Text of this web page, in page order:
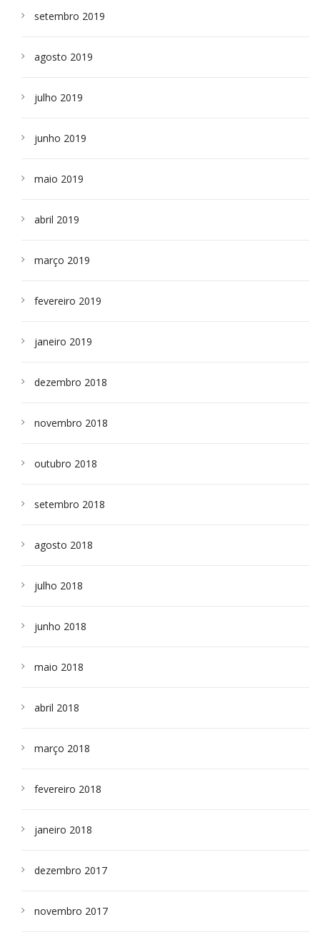
setembro 2019
agosto 2019
julho 2019
junho 2019
maio 2019
abril 2019
março 2019
fevereiro 2019
janeiro 2019
dezembro 2018
novembro 2018
outubro 2018
setembro 2018
agosto 2018
julho 2018
junho 2018
maio 2018
abril 2018
março 2018
fevereiro 2018
janeiro 2018
dezembro 2017
novembro 2017